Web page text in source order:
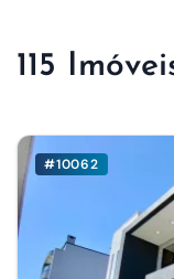
115
#10062